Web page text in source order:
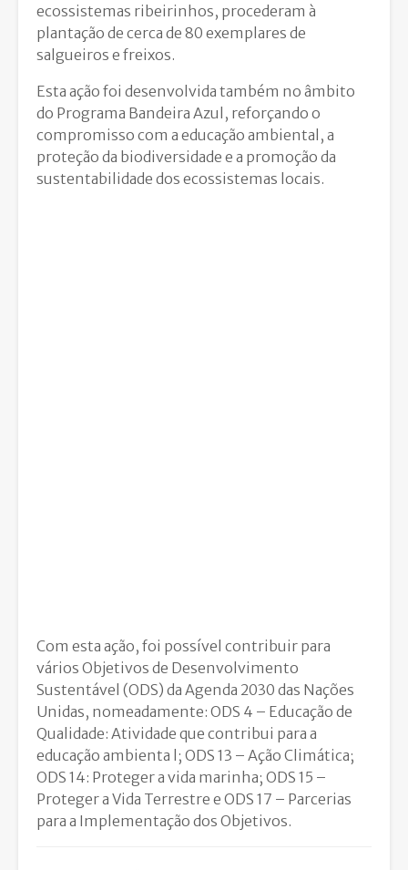
ecossistemas ribeirinhos, procederam à
plantação de cerca de 80 exemplares de
salgueiros e freixos.
Esta ação foi desenvolvida também no âmbito
do Programa Bandeira Azul, reforçando o
compromisso com a educação ambiental, a
proteção da biodiversidade e a promoção da
sustentabilidade dos ecossistemas locais.
Com esta ação, foi possível contribuir para
vários Objetivos de Desenvolvimento
Sustentável (ODS) da Agenda 2030 das Nações
Unidas, nomeadamente: ODS 4 – Educação de
Qualidade: Atividade que contribui para a
educação ambienta l; ODS 13 – Ação Climática;
ODS 14: Proteger a vida marinha; ODS 15 –
Proteger a Vida Terrestre e ODS 17 – Parcerias
para a Implementação dos Objetivos.